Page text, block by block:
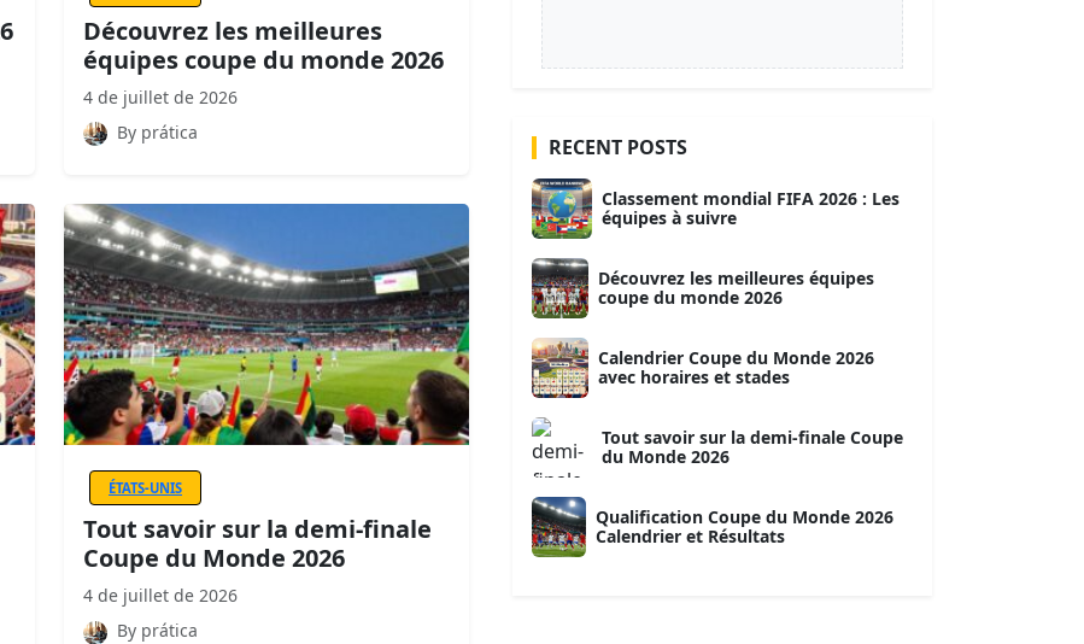
Découvrez les meilleures
équipes coupe du monde 2026
4 de juillet de 2026
By prática
ÉTATS-UNIS
Tout savoir sur la demi-finale
Coupe du Monde 2026
4 de juillet de 2026
By prática
RECENT POSTS
Classement mondial FIFA 2026 : Les
équipes à suivre
Découvrez les meilleures équipes
coupe du monde 2026
Calendrier Coupe du Monde 2026
avec horaires et stades
Tout savoir sur la demi-finale Coupe
du Monde 2026
Qualification Coupe du Monde 2026
Calendrier et Résultats